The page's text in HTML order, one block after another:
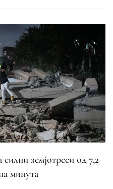
земјотреси од 7,2
минута